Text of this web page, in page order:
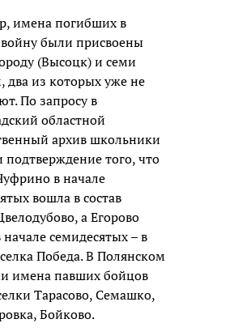
имена погибших в
были присвоены
(Высоцк) и семи
два из которых уже не
По запросу в
областной
архив школьники
подтверждение того, что
в начале
вошла в состав
а Егорово
семидесятых – в
Победа. В Полянском
имена павших бойцов
Тарасово, Семашко,
Бойково.